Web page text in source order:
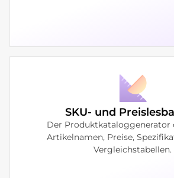
SKU- und
Der Produktkataloggenerator
Artikelnamen, Preise,
Vergleichstabellen.